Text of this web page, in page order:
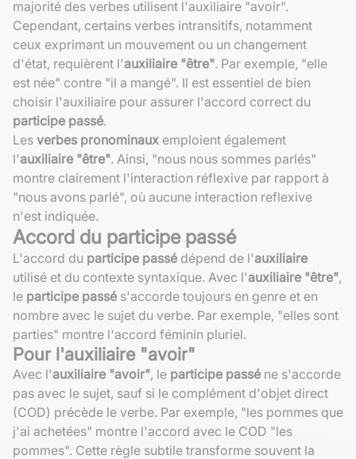
majorité des verbes utilisent l'auxiliaire "avoir".
Cependant, certains verbes intransitifs, notamment
ceux exprimant un mouvement ou un changement
d'état, requièrent l'auxiliaire "être". Par exemple, "elle
est née" contre "il a mangé". Il est essentiel de bien
choisir l'auxiliaire pour assurer l'accord correct du
participe passé.
Les verbes pronominaux emploient également
l'auxiliaire "être". Ainsi, "nous nous sommes parlés"
montre clairement l'interaction réflexive par rapport à
"nous avons parlé", où aucune interaction reflexive
n'est indiquée.
Accord du participe passé
L'accord du participe passé dépend de l'auxiliaire
utilisé et du contexte syntaxique. Avec l'auxiliaire "être",
le participe passé s'accorde toujours en genre et en
nombre avec le sujet du verbe. Par exemple, "elles sont
parties" montre l'accord féminin pluriel.
Pour l'auxiliaire "avoir"
Avec l'auxiliaire "avoir", le participe passé ne s'accorde
pas avec le sujet, sauf si le complément d'objet direct
(COD) précède le verbe. Par exemple, "les pommes que
j'ai achetées" montre l'accord avec le COD "les
pommes". Cette règle subtile transforme souvent la